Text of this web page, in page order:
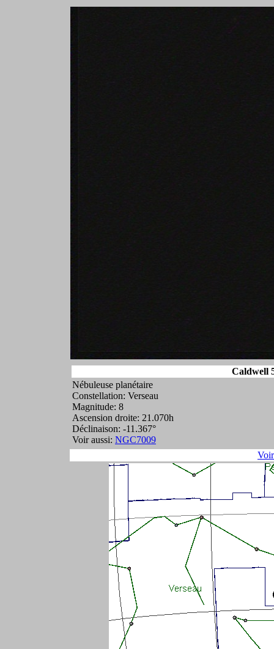
Caldwell
Nébuleuse planétaire
Constellation: Verseau
Magnitude: 8
Ascension droite: 21.070h
Déclinaison: -11.367°
Voir aussi: NGC7009